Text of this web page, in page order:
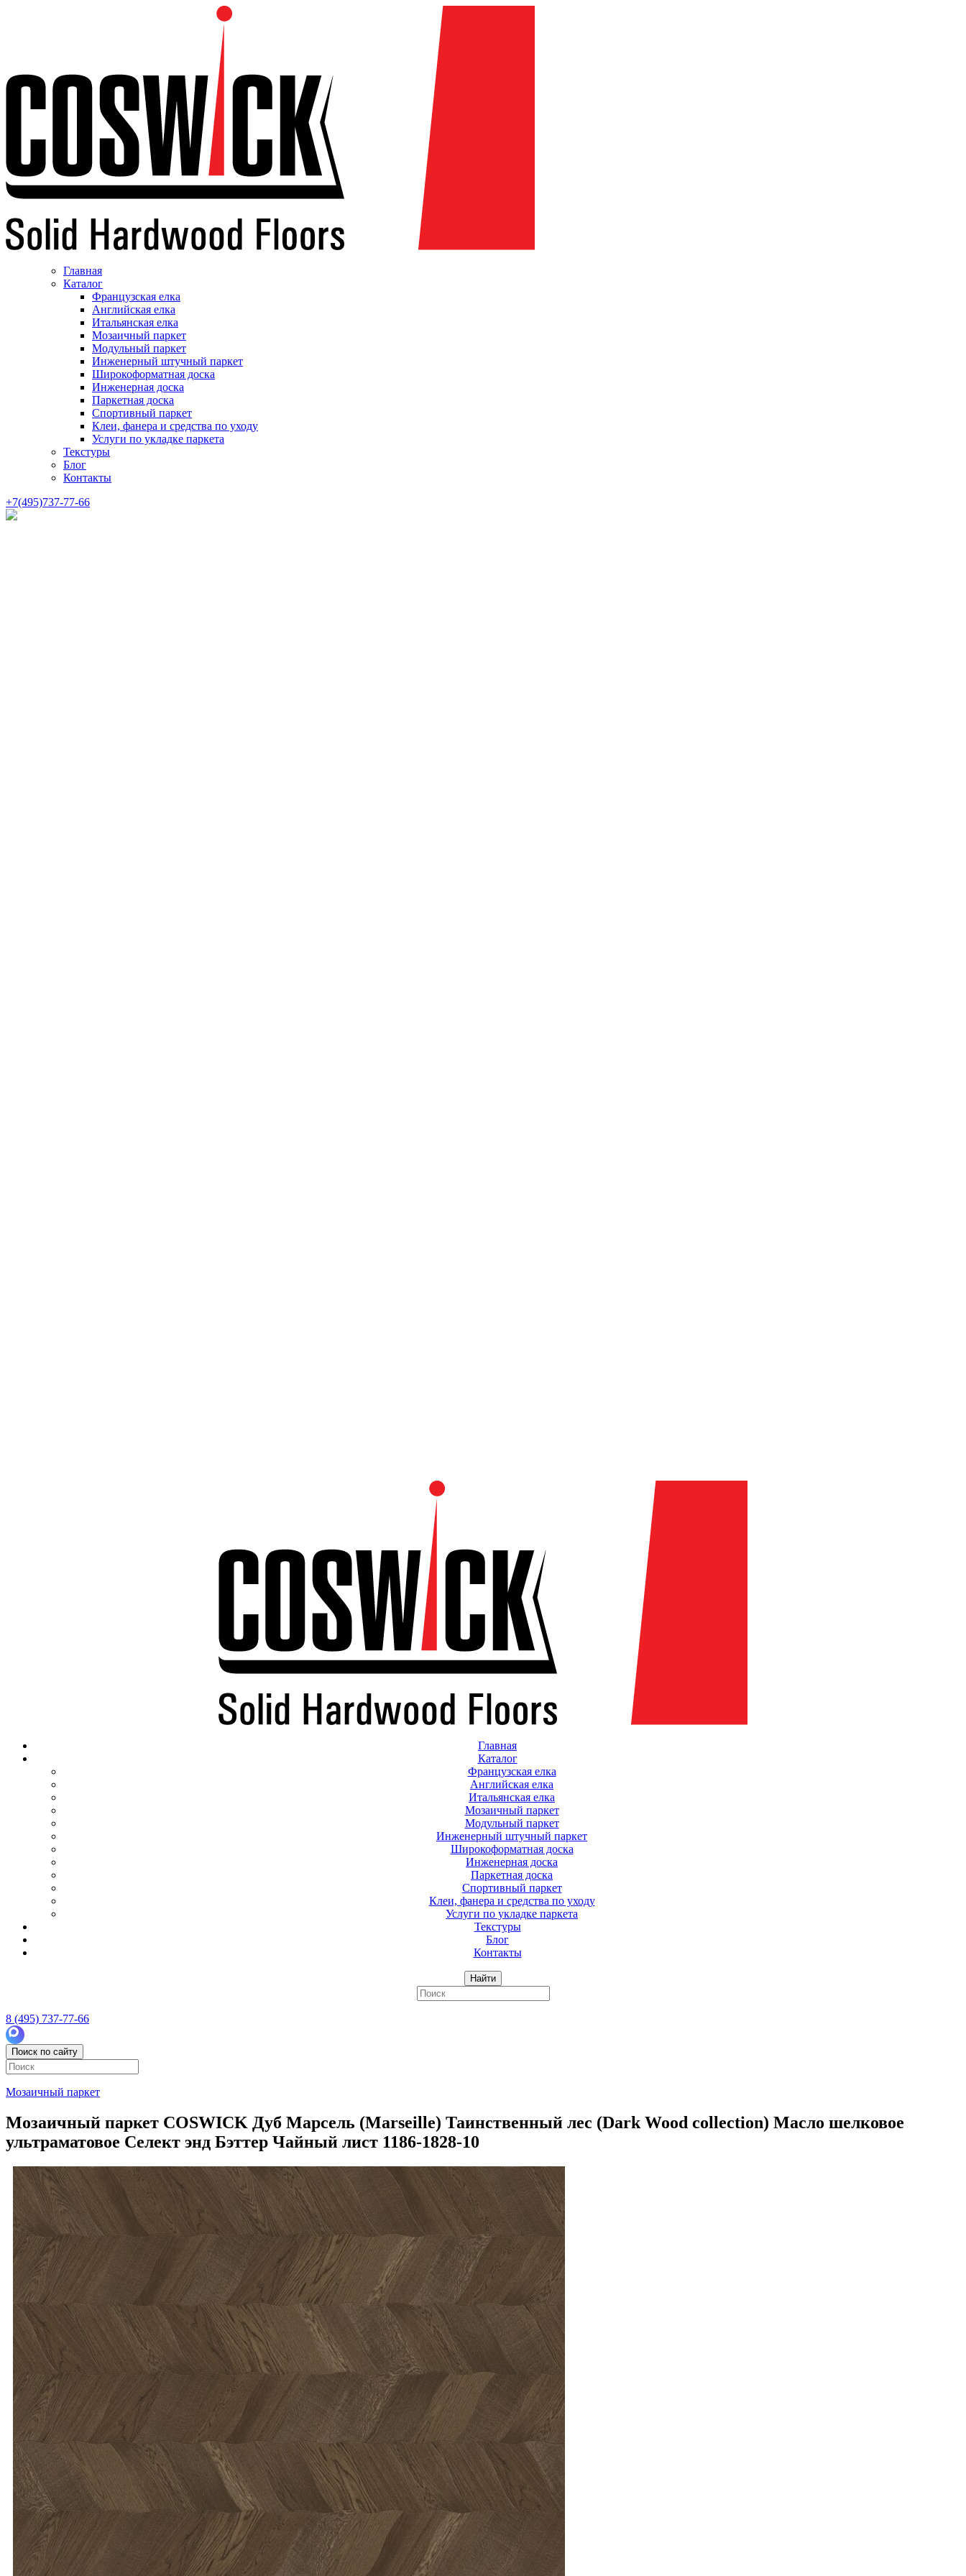
Главная
Каталог
Французская елка
Английская елка
Итальянская елка
Мозаичный паркет
Модульный паркет
Инженерный штучный паркет
Широкоформатная доска
Инженерная доска
Паркетная доска
Спортивный паркет
Клеи, фанера и средства по уходу
Услуги по укладке паркета
Текстуры
Блог
Контакты
+7(495)737-77-66
Главная
Каталог
Французская елка
Английская елка
Итальянская елка
Мозаичный паркет
Модульный паркет
Инженерный штучный паркет
Широкоформатная доска
Инженерная доска
Паркетная доска
Спортивный паркет
Клеи, фанера и средства по уходу
Услуги по укладке паркета
Текстуры
Блог
Контакты
Найти
8 (495) 737-77-66
Поиск по сайту
Мозаичный паркет
Мозаичный паркет COSWICK Дуб Марсель (Marseille) Таинственный лес (Dark Wood collection) Масло шелковое
ультраматовое Селект энд Бэттер Чайный лист 1186-1828-10